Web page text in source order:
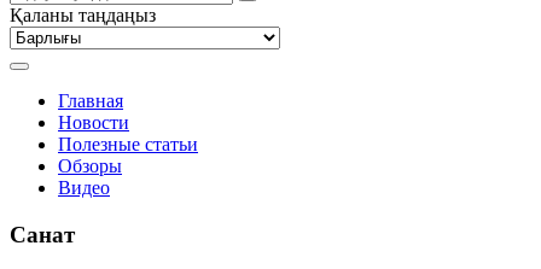
Қаланы таңдаңыз
Главная
Новости
Полезные статьи
Обзоры
Видео
Санат